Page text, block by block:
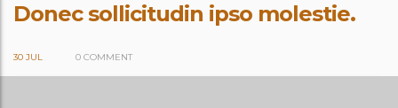
Donec sollicitudin ipso molestie.
30 JUL 0 COMMENT